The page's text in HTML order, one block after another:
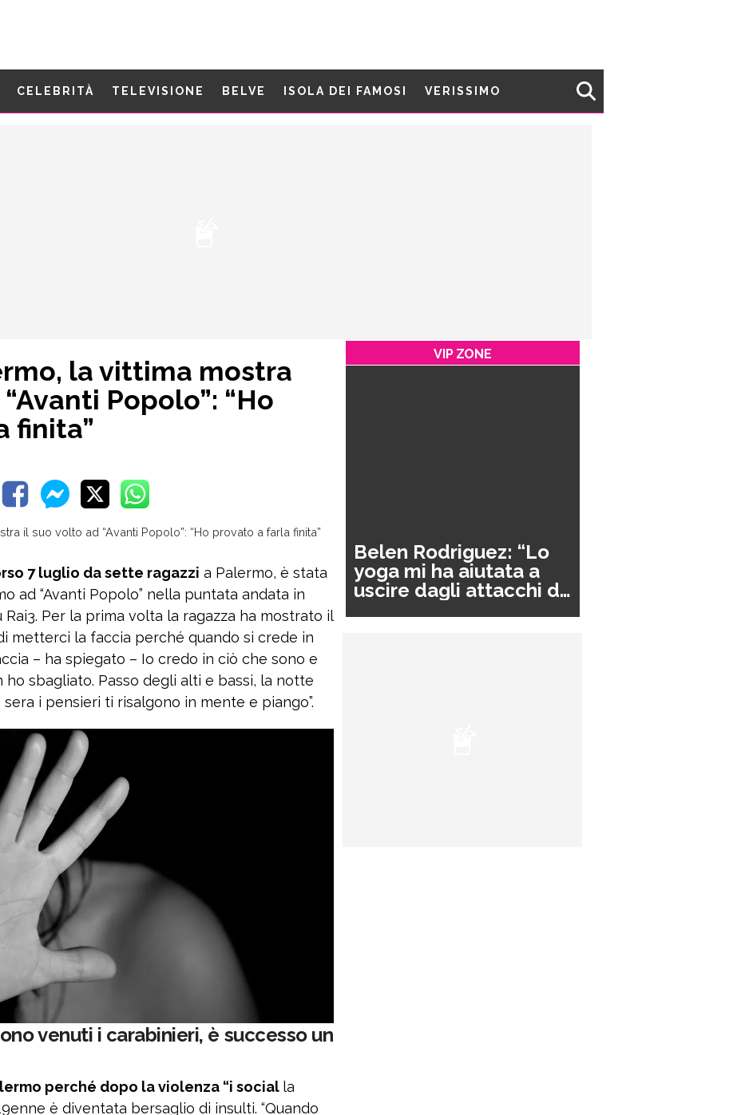
CELEBRITÀ TELEVISIONE BELVE ISOLA DEI FAMOSI VERISSIMO
la vittima mostra
Popolo”: “Ho
finita”
7 luglio da sette ragazzi a Palermo, è stata
ad “Avanti Popolo” nella puntata andata in
Per la prima volta la ragazza ha mostrato il
metterci la faccia perché quando si crede in
– ha spiegato – Io credo in ciò che sono e
ho sbagliato. Passo degli alti e bassi, la notte
i pensieri ti risalgono in mente e piango”.
venuti i carabinieri, è successo un
perché dopo la violenza “i social la
è diventata bersaglio di insulti. “Quando
VIP ZONE
Belen Rodriguez: “Lo
yoga mi ha aiutata a
uscire dagli attacchi di